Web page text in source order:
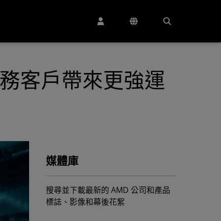
客戶帶來更強運
媒體庫
搜尋並下載最新的 AMD 公司和產品
標誌、影像和幕後花絮